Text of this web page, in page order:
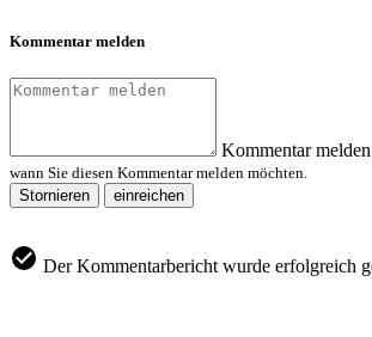
Kommentar melden
Kommentar melden
wann Sie diesen Kommentar melden möchten.
Stornieren
einreichen
Der Kommentarbericht wurde erfolgreich